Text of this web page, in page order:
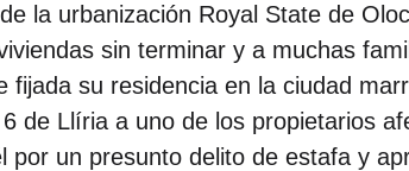
la urbanización Royal State de
sin terminar y a muchas
fijada su residencia en la ciudad
de Llíria a uno de los propietarios
por un presunto delito de estafa y